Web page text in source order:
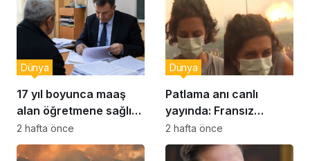
17 yıl boyunca maaş
alan öğretmene sağlık
raporu soruşturması
Dünya
2 hafta önce
Patlama anı canlı
yayında: Fransız
muhabir şaşkın
Dünya
2 hafta önce